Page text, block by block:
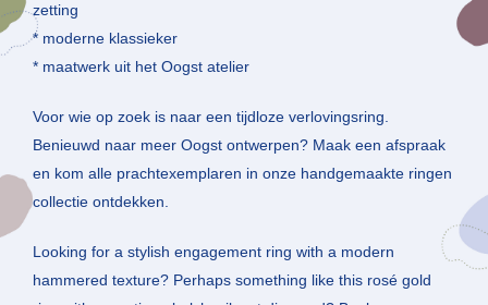
zetting
* moderne klassieker
* maatwerk uit het Oogst atelier
Voor wie op zoek is naar een tijdloze verlovingsring.
Benieuwd naar meer Oogst ontwerpen? Maak een afspraak
en kom alle prachtexemplaren in onze handgemaakte ringen
collectie ontdekken.
Looking for a stylish engagement ring with a modern
hammered texture? Perhaps something like this rosé gold